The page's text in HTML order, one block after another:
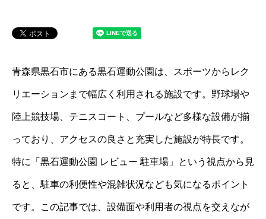
青森県黒石市にある黒石運動公園は、スポーツからレク
リエーションまで幅広く利用される施設です。野球場や
陸上競技場、テニスコート、プールなど多様な設備が揃
っており、アクセスの良さと充実した施設が特長です。
特に「黒石運動公園 レビュー 駐車場」という視点から見
ると、駐車の利便性や混雑状況なども気になるポイント
です。この記事では、設備面や利用者の視点を交えなが